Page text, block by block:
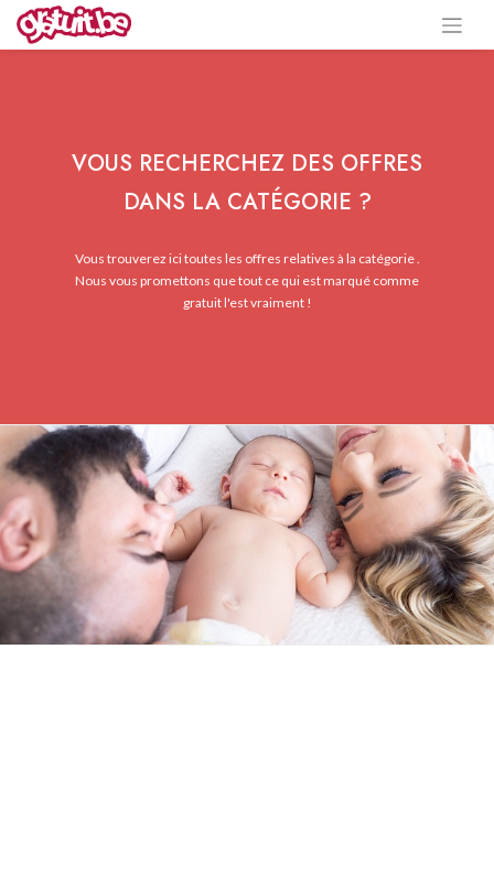
VOUS RECHERCHEZ DES OFFRES
DANS LA CATÉGORIE ?
Vous trouverez ici toutes les offres relatives à la catégorie .
Nous vous promettons que tout ce qui est marqué comme
gratuit l'est vraiment !